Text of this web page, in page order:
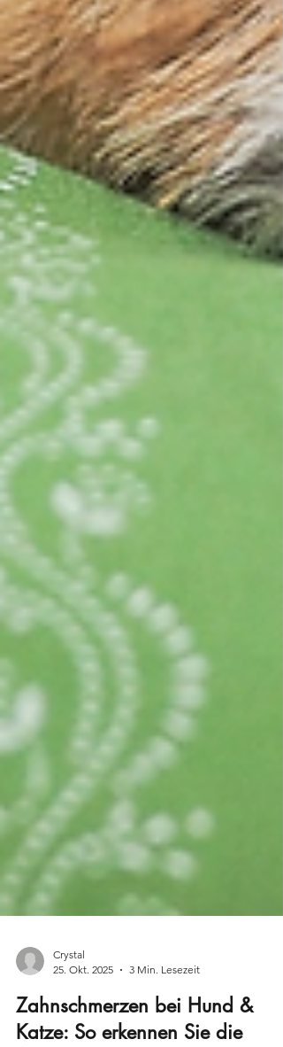
25. Okt. 2025
3 Min. Lesezeit
Zahnschmerzen bei Hund &